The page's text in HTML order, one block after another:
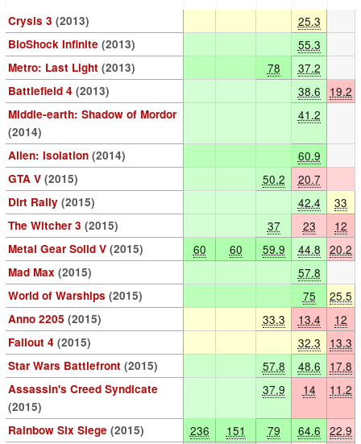
Crysis 3 (2013) 25.3
BioShock Infinite (2013) 55.3
Metro: Last Light (2013) 78 37.2
Battlefield 4 (2013) 38.6 19.2
Middle-earth: Shadow of Mordor
(2014)
41.2
Alien: Isolation (2014) 60.9
GTA V (2015) 50.2 20.7
Dirt Rally (2015) 42.4 33
The Witcher 3 (2015) 37 23 12
Metal Gear Solid V (2015) 60 60 59.9 44.8 20.2
Mad Max (2015) 57.8
World of Warships (2015) 75 25.5
Anno 2205 (2015) 33.3 13.4 12
Fallout 4 (2015) 32.3 13.3
Star Wars Battlefront (2015) 57.8 48.6 17.8
Assassin's Creed Syndicate
(2015)
37.9 14 11.2
Rainbow Six Siege (2015) 236 151 79 64.6 22.9